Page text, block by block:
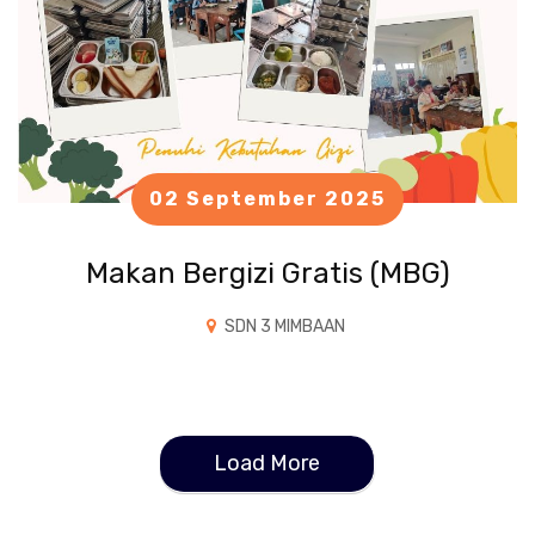
02 September 2025
Makan Bergizi Gratis (MBG)
SDN 3 MIMBAAN
Load More